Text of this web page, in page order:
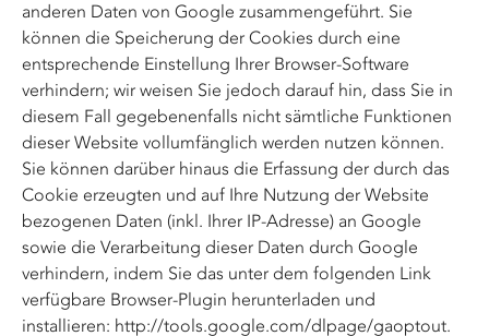
anderen Daten von Google zusammengeführt. Sie
können die Speicherung der Cookies durch eine
entsprechende Einstellung Ihrer Browser-Software
verhindern; wir weisen Sie jedoch darauf hin, dass Sie in
diesem Fall gegebenenfalls nicht sämtliche Funktionen
dieser Website vollumfänglich werden nutzen können.
Sie können darüber hinaus die Erfassung der durch das
Cookie erzeugten und auf Ihre Nutzung der Website
bezogenen Daten (inkl. Ihrer IP-Adresse) an Google
sowie die Verarbeitung dieser Daten durch Google
verhindern, indem Sie das unter dem folgenden Link
verfügbare Browser-Plugin herunterladen und
installieren: http://tools.google.com/dlpage/gaoptout.